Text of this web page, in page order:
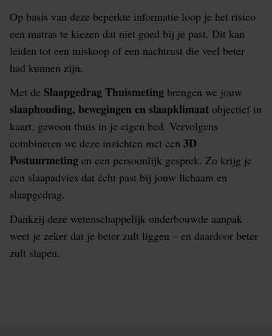
Op basis van deze beperkte informatie loop je het risico
een matras te kiezen dat niet goed bij je past. Dit kan
leiden tot een miskoop of een nachtrust die veel beter
had kunnen zijn.
Met de Slaapgedrag Thuismeting brengen we jouw
slaaphouding, bewegingen en slaapklimaat objectief in
kaart, gewoon thuis in je eigen bed. Vervolgens
combineren we deze inzichten met een 3D
Postuurmeting en een persoonlijk gesprek. Zo krijg je
een slaapadvies dat écht past bij jouw lichaam en
slaapgedrag.
Dankzij deze wetenschappelijk onderbouwde aanpak
weet je zeker dat je beter zult liggen – en daardoor beter
zult slapen.